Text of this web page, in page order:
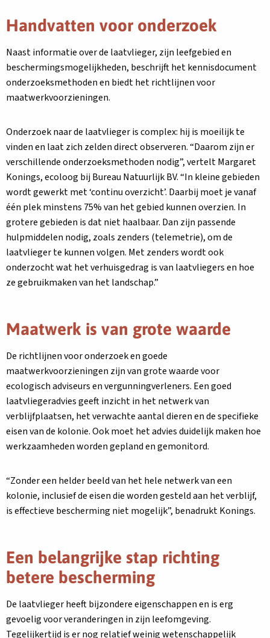
Handvatten voor onderzoek
Naast informatie over de laatvlieger, zijn leefgebied en
beschermingsmogelijkheden, beschrijft het kennisdocument
onderzoeksmethoden en biedt het richtlijnen voor
maatwerkvoorzieningen.
Onderzoek naar de laatvlieger is complex: hij is moeilijk te
vinden en laat zich zelden direct observeren. “Daarom zijn er
verschillende onderzoeksmethoden nodig”, vertelt Margaret
Konings, ecoloog bij Bureau Natuurlijk BV. “In kleine gebieden
wordt gewerkt met ‘continu overzicht’. Daarbij moet je vanaf
één plek minstens 75% van het gebied kunnen overzien. In
grotere gebieden is dat niet haalbaar. Dan zijn passende
hulpmiddelen nodig, zoals zenders (telemetrie), om de
laatvlieger te kunnen volgen. Met zenders wordt ook
onderzocht wat het verhuisgedrag is van laatvliegers en hoe
ze gebruikmaken van het landschap.”
Maatwerk is van grote waarde
De richtlijnen voor onderzoek en goede
maatwerkvoorzieningen zijn van grote waarde voor
ecologisch adviseurs en vergunningverleners. Een goed
laatvliegeradvies geeft inzicht in het netwerk van
verblijfplaatsen, het verwachte aantal dieren en de specifieke
eisen van de kolonie. Ook moet het advies duidelijk maken hoe
werkzaamheden worden gepland en gemonitord.
“Zonder een helder beeld van het hele netwerk van een
kolonie, inclusief de eisen die worden gesteld aan het verblijf,
is effectieve bescherming niet mogelijk”, benadrukt Konings.
Een belangrijke stap richting
betere bescherming
De laatvlieger heeft bijzondere eigenschappen en is erg
gevoelig voor veranderingen in zijn leefomgeving.
Tegelijkertijd is er nog relatief weinig wetenschappelijk